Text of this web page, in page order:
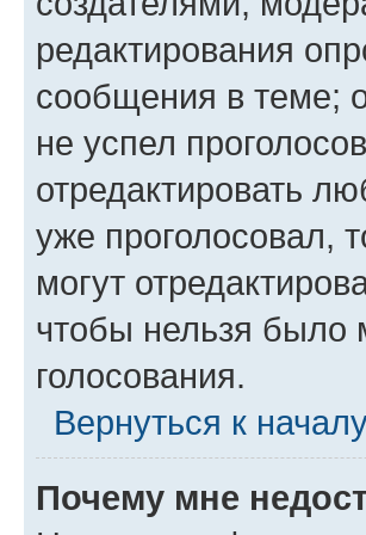
редактирования
сообщения в теме;
не успел
отредактировать
уже проголосовал,
могут
чтобы нельзя было
голосования.
Вернуться к
Почему мне